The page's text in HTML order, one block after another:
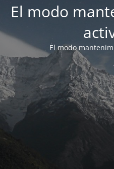
El modo
El modo